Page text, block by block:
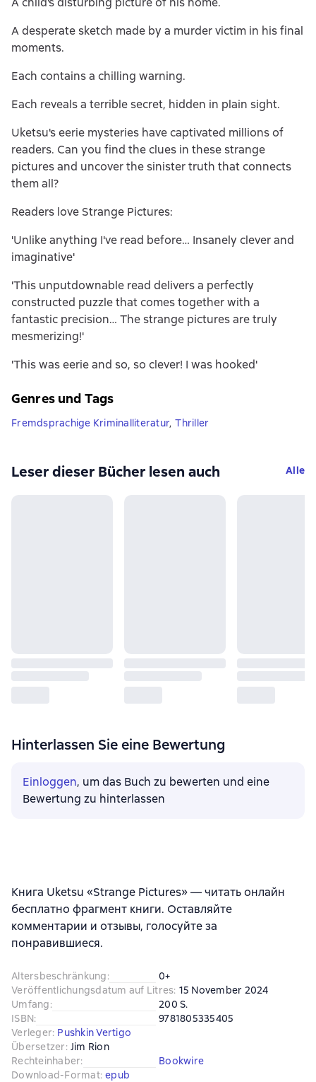
A desperate sketch made by a murder victim in his final
moments.
Each contains a chilling warning.
Each reveals a terrible secret, hidden in plain sight.
Uketsu's eerie mysteries have captivated millions of
readers. Can you find the clues in these strange
pictures and uncover the sinister truth that connects
them all?
Readers love Strange Pictures:
'Unlike anything I've read before… Insanely clever and
imaginative'
'This unputdownable read delivers a perfectly
constructed puzzle that comes together with a
fantastic precision… The strange pictures are truly
mesmerizing!'
'This was eerie and so, so clever! I was hooked'
Genres und Tags
Fremdsprachige Kriminalliteratur, Thriller
Leser dieser Bücher lesen auch Alle
Hinterlassen Sie eine Bewertung
Einloggen, um das Buch zu bewerten und eine
Bewertung zu hinterlassen
Книга Uketsu «Strange Pictures» — читать онлайн
бесплатно фрагмент книги. Оставляйте
комментарии и отзывы, голосуйте за
понравившиеся.
Altersbeschränkung:
0+
Veröffentlichungsdatum auf Litres: 15 November 2024
Umfang:
200 S.
ISBN:
9781805335405
Verleger: Pushkin Vertigo
Übersetzer: Jim Rion
Rechteinhaber:
Bookwire
Download-Format: epub